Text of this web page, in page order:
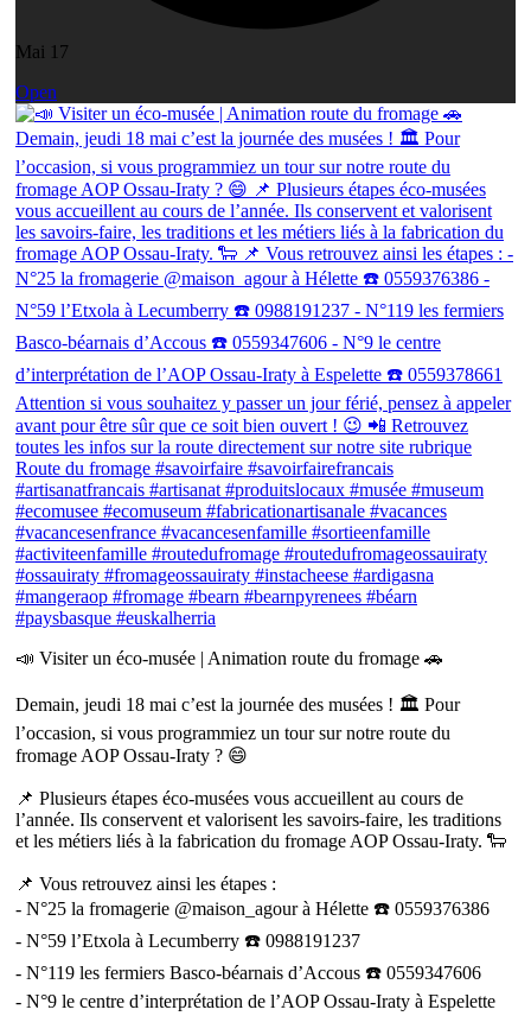
Mai 17
Open
📣 Visiter un éco-musée | Animation route du fromage 🚗
Demain, jeudi 18 mai c’est la journée des musées ! 🏛 Pour
l’occasion, si vous programmiez un tour sur notre route du
fromage AOP Ossau-Iraty ? 😄
📌 Plusieurs étapes éco-musées vous accueillent au cours de
l’année. Ils conservent et valorisent les savoirs-faire, les traditions
et les métiers liés à la fabrication du fromage AOP Ossau-Iraty. 🐑
📌 Vous retrouvez ainsi les étapes :
- N°25 la fromagerie @maison_agour à Hélette ☎️ 0559376386
- N°59 l’Etxola à Lecumberry ☎️ 0988191237
- N°119 les fermiers Basco-béarnais d’Accous ☎️ 0559347606
- N°9 le centre d’interprétation de l’AOP Ossau-Iraty à Espelette